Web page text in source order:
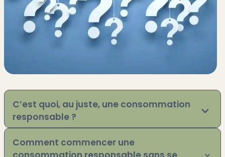
C’est quoi, au juste, une consommation
responsable ?
Comment commencer une